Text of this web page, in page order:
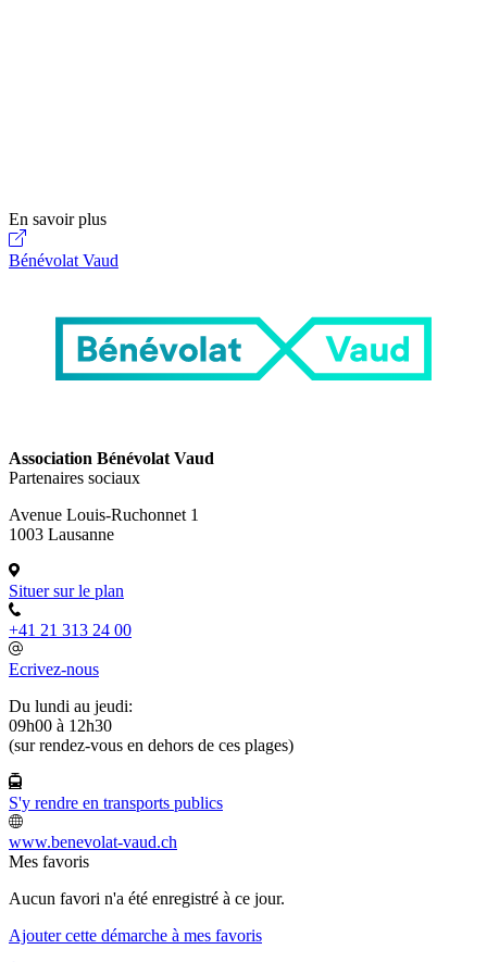
En savoir plus
Bénévolat Vaud
Association Bénévolat Vaud
Partenaires sociaux
Avenue Louis-Ruchonnet 1
1003 Lausanne
Situer sur le plan
+41 21 313 24 00
Ecrivez-nous
Du lundi au jeudi:
09h00 à 12h30
(sur rendez-vous en dehors de ces plages)
S'y rendre en transports publics
www.benevolat-vaud.ch
Mes favoris
Aucun favori n'a été enregistré à ce jour.
Ajouter cette démarche à mes favoris